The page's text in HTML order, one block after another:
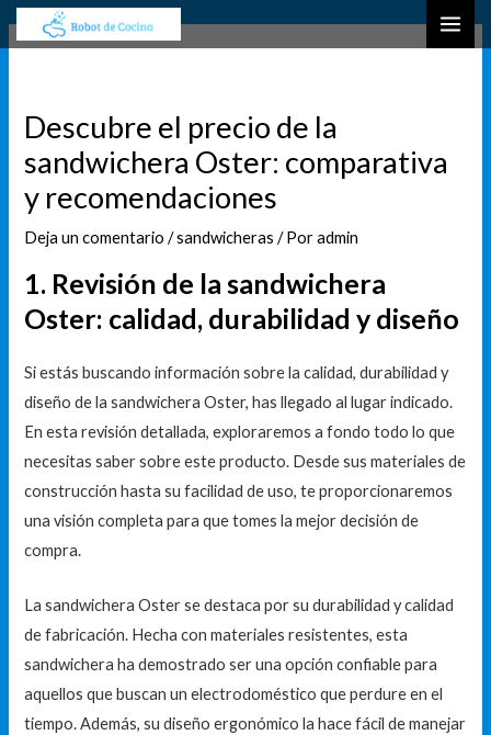
Descubre el precio de la
sandwichera Oster: comparativa
y recomendaciones
Deja un comentario /sandwicheras / Poradmin
1. Revisión de la sandwichera
Oster: calidad, durabilidad y diseño
Si estás buscando información sobre la calidad, durabilidad y
diseño de la sandwichera Oster, has llegado al lugar indicado.
En esta revisión detallada, exploraremos a fondo todo lo que
necesitas saber sobre este producto. Desde sus materiales de
construcción hasta su facilidad de uso, te proporcionaremos
una visión completa para que tomes la mejor decisión de
compra.
La sandwichera Oster se destaca por su durabilidad y calidad
de fabricación. Hecha con materiales resistentes, esta
sandwichera ha demostrado ser una opción confiable para
aquellos que buscan un electrodoméstico que perdure en el
tiempo. Además, su diseño ergonómico la hace fácil de manejar
Navegación
deu
a
r